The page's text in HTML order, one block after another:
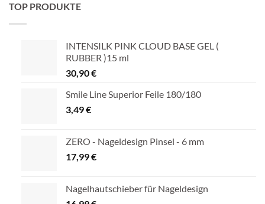
TOP PRODUKTE
INTENSILK PINK CLOUD BASE GEL (
RUBBER )15 ml
30,90€
Smile Line Superior Feile 180/180
3,49€
ZERO - Nageldesign Pinsel - 6 mm
17,99€
Nagelhautschieber für Nageldesign